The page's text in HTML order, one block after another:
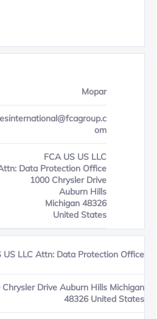
Mopar
om
FCA US US LLC
Data Protection Office
1000 Chrysler Drive
Auburn Hills
Michigan 48326
United States
US LLC Attn: Data Protection Office
Chrysler Drive Auburn Hills Michigan
48326 United States